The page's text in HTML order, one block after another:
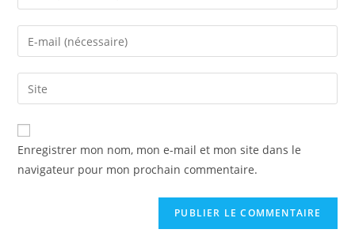
your
name
comment
Enter
your
email
address
comment
Enter
your
website
URL
(optional)
Enregistrer mon nom, mon e-mail et mon site dans le
navigateur pour mon prochain commentaire.